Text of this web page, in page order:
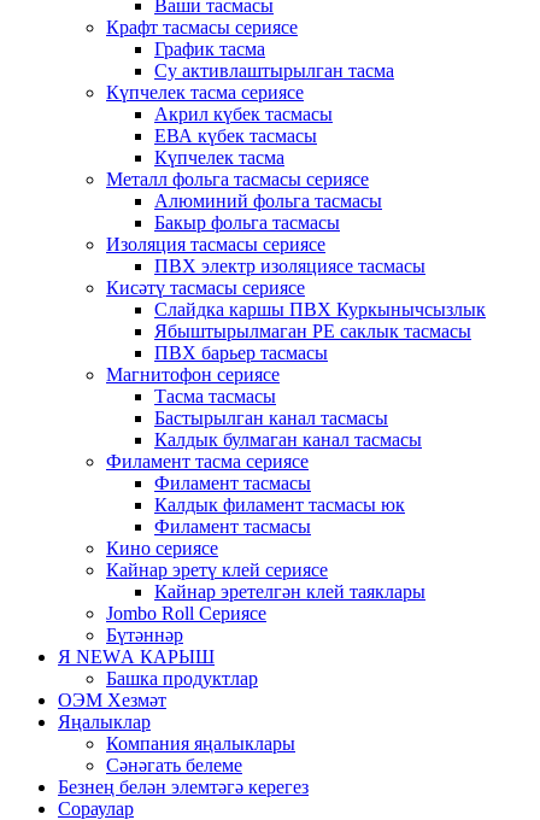
Ваши тасмасы
Крафт тасмасы сериясе
График тасма
Су активлаштырылган тасма
Күпчелек тасма сериясе
Акрил күбек тасмасы
ЕВА күбек тасмасы
Күпчелек тасма
Металл фольга тасмасы сериясе
Алюминий фольга тасмасы
Бакыр фольга тасмасы
Изоляция тасмасы сериясе
ПВХ электр изоляциясе тасмасы
Кисәтү тасмасы сериясе
Слайдка каршы ПВХ Куркынычсызлык
Ябыштырылмаган PE саклык тасмасы
ПВХ барьер тасмасы
Магнитофон сериясе
Тасма тасмасы
Бастырылган канал тасмасы
Калдык булмаган канал тасмасы
Филамент тасма сериясе
Филамент тасмасы
Калдык филамент тасмасы юк
Филамент тасмасы
Кино сериясе
Кайнар эретү клей сериясе
Кайнар эретелгән клей таяклары
Jombo Roll Сериясе
Бүтәннәр
Я NEWА КАРЫШ
Башка продуктлар
ОЭМ Хезмәт
Яңалыклар
Компания яңалыклары
Сәнәгать белеме
Безнең белән элемтәгә керегез
Сораулар